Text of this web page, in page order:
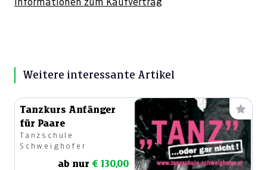
Weitere interessante Artikel
Tanzkurs Anfänger
für Paare
Tanzschule
Schweighofer
ab nur € 130,00